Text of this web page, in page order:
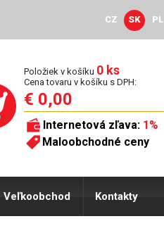
CZ SK PL
Položiek v košíku 0 ks
Cena tovaru v košíku s DPH:
€ 0,00
Internetová zľava: 1%
Maloobchodné ceny
Veľkoobchod Kontakty